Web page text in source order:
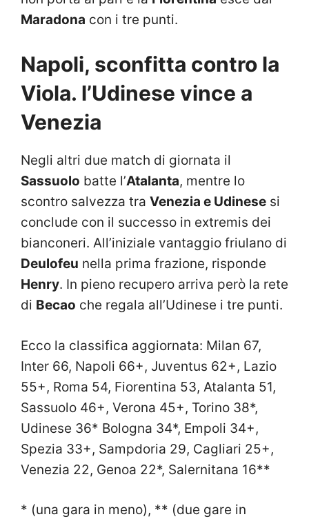
Maradona con i tre punti.
Napoli, sconfitta contro la
Viola. l’Udinese vince a
Venezia
Negli altri due match di giornata il
Sassuolo batte l’Atalanta, mentre lo
scontro salvezza tra Venezia e Udinese si
conclude con il successo in extremis dei
bianconeri. All’iniziale vantaggio friulano di
Deulofeu nella prima frazione, risponde
Henry. In pieno recupero arriva però la rete
di Becao che regala all’Udinese i tre punti.
Ecco la classifica aggiornata: Milan 67,
Inter 66, Napoli 66+, Juventus 62+, Lazio
55+, Roma 54, Fiorentina 53, Atalanta 51,
Sassuolo 46+, Verona 45+, Torino 38*,
Udinese 36* Bologna 34*, Empoli 34+,
Spezia 33+, Sampdoria 29, Cagliari 25+,
Venezia 22, Genoa 22*, Salernitana 16**
* (una gara in meno), ** (due gare in